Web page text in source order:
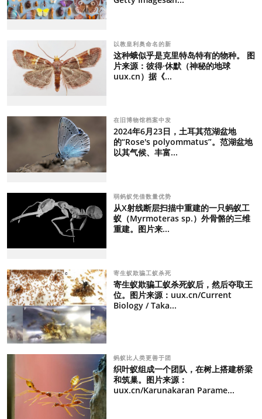
以教皇利奥命名的新
这种蛾似乎是克里特岛特有的物种。 图
片来源：彼得·休默（神秘的地球
uux.cn）据《...
在旧博物馆档案中发
2024年6月23日，土耳其范湖盆地
的“Rose's polyommatus”。范湖盆地
以其气候、丰富...
弱蚂蚁凭借数量优势
从X射线断层扫描中重建的一只蚂蚁工
蚁（Myrmoteras sp.）外骨骼的三维
重建。图片来...
寄生蚁欺骗工蚁杀死
寄生蚁欺骗工蚁杀死蚁后，然后夺取王
位。图片来源：uux.cn/Current
Biology / Taka...
蚂蚁比人类更善于团
织叶蚁组成一个团队，在树上搭建桥梁
和筑巢。图片来源：
uux.cn/Karunakaran Parame...